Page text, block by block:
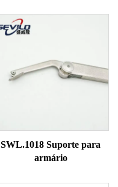
SWL.1018 Suporte para
armário